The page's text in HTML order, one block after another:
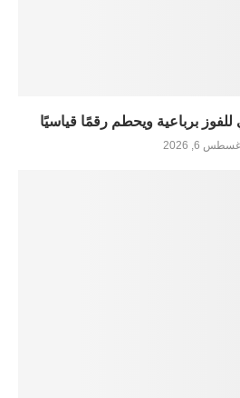
برباعية ويحطم رقمًا قياسيًا
أغسطس 6, 2026